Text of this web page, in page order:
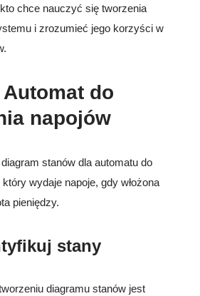
chce nauczyć się tworzenia
i zrozumieć jego korzyści w
Automat do
napojów
stanów dla automatu do
wydaje napoje, gdy włożona
pieniędzy.
stany
diagramu stanów jest